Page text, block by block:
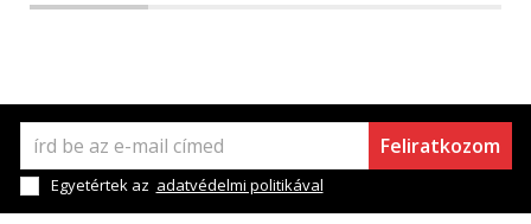
Feliratkozom
Egyetértek az adatvédelmi politikával